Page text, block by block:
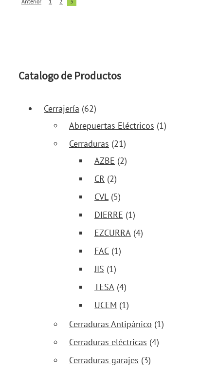
Catalogo de Productos
Cerrajería (62)
Abrepuertas Eléctricos (1)
Cerraduras (21)
AZBE (2)
CR (2)
CVL (5)
DIERRE (1)
EZCURRA (4)
FAC (1)
JIS (1)
TESA (4)
UCEM (1)
Cerraduras Antipánico (1)
Cerraduras eléctricas (4)
Cerraduras garajes (3)